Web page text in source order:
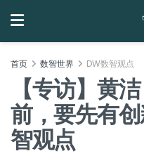
首页 数智世界 DW数智观点
【专访】黄
前，要先有
智观点